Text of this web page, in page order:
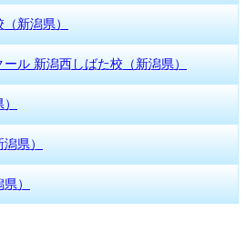
新潟県）
ル 新潟西しばた校（新潟県）
県）
）